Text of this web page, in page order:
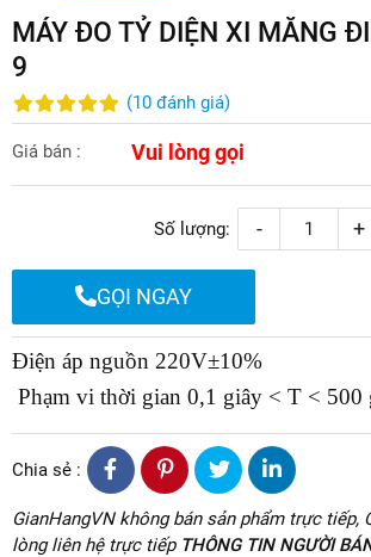
MÁY ĐO TỶ DIỆN XI MĂNG
9
(10 đánh giá)
Giá bán : Vui lòng gọi
Số lượng: - +
GỌI NGAY
Điện áp nguồn 220V±10%
Phạm vi thời gian 0,1 giây < T < 500
Chia sẻ :
GianHangVN không bán sản phẩm trực tiếp,
lòng liên hệ trực tiếp THÔNG TIN NGƯỜI